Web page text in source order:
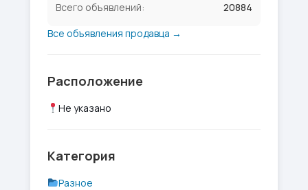
Всего объявлений:
20884
Все объявления продавца →
Расположение
Не указано
Категория
Разное